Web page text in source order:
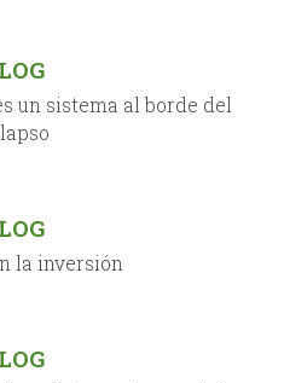
un sistema al borde del
la inversión